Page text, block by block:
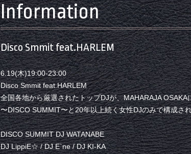
Information
Disco Smmit feat.HARLEM
6.19(木)19:00-23:00
Disco Smmit feat.HARLEM
全国各地から厳選されたトップDJが、MAHARAJA OSAKA
〜DISCO SUMMIT〜と20年以上続く女性DJのみで構成さ
DISCO SUMMIT DJ WATANABE
DJ LippiE☆ / DJ E`ne / DJ KI-KA